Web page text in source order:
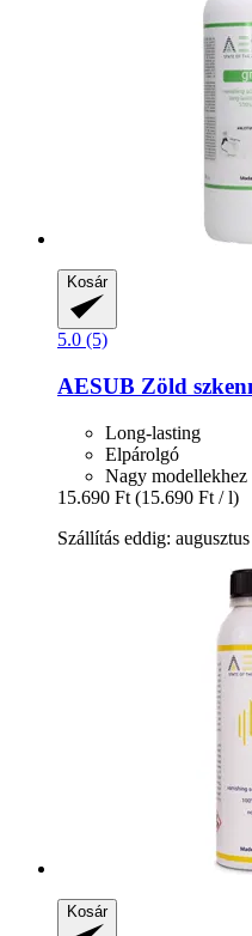
Kosár
5.0 (5)
AESUB Zöld
Long-lasting
Elpárolgó
Nagy modellekhez
15.690 Ft (15.690 Ft / l)
Szállítás eddig:
Kosár